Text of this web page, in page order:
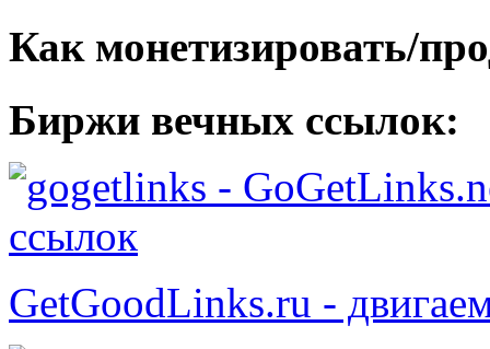
Как монетизировать/
Биржи вечных ссылок:
-
ссылок
GetGoodLinks.ru -